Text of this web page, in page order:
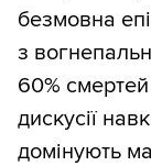
безмовна
з
60% смертей
дискусії
домінують